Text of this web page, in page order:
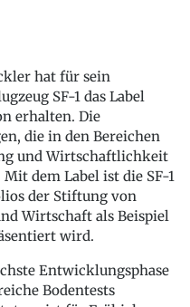
hat für sein
SF-1 das Label
erhalten. Die
die in den Bereichen
und Wirtschaftlichkeit
dem Label ist die SF-1
der Stiftung von
Wirtschaft als Beispiel
wird.
Entwicklungsphase
Bodentests